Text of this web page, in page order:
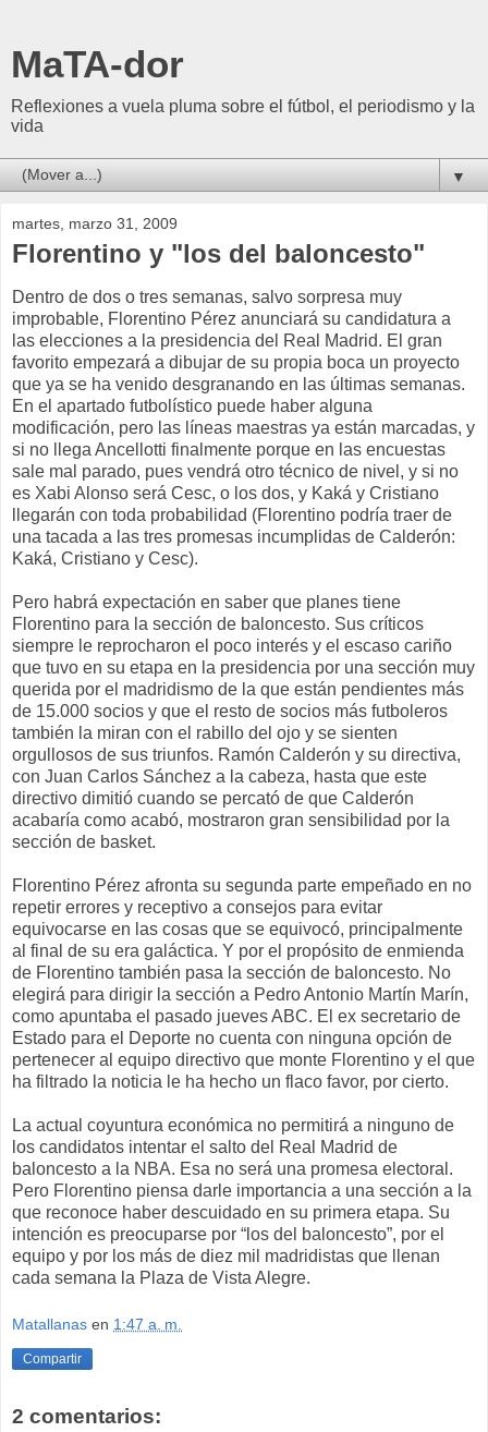
MaTA-dor
Reflexiones a vuela pluma sobre el fútbol, el periodismo y la
vida
▼
martes, marzo 31, 2009
Florentino y "los del baloncesto"
Dentro de dos o tres semanas, salvo sorpresa muy
improbable, Florentino Pérez anunciará su candidatura a
las elecciones a la presidencia del Real Madrid. El gran
favorito empezará a dibujar de su propia boca un proyecto
que ya se ha venido desgranando en las últimas semanas.
En el apartado futbolístico puede haber alguna
modificación, pero las líneas maestras ya están marcadas, y
si no llega Ancellotti finalmente porque en las encuestas
sale mal parado, pues vendrá otro técnico de nivel, y si no
es Xabi Alonso será Cesc, o los dos, y Kaká y Cristiano
llegarán con toda probabilidad (Florentino podría traer de
una tacada a las tres promesas incumplidas de Calderón:
Kaká, Cristiano y Cesc).
Pero habrá expectación en saber que planes tiene
Florentino para la sección de baloncesto. Sus críticos
siempre le reprocharon el poco interés y el escaso cariño
que tuvo en su etapa en la presidencia por una sección muy
querida por el madridismo de la que están pendientes más
de 15.000 socios y que el resto de socios más futboleros
también la miran con el rabillo del ojo y se sienten
orgullosos de sus triunfos. Ramón Calderón y su directiva,
con Juan Carlos Sánchez a la cabeza, hasta que este
directivo dimitió cuando se percató de que Calderón
acabaría como acabó, mostraron gran sensibilidad por la
sección de basket.
Florentino Pérez afronta su segunda parte empeñado en no
repetir errores y receptivo a consejos para evitar
equivocarse en las cosas que se equivocó, principalmente
al final de su era galáctica. Y por el propósito de enmienda
de Florentino también pasa la sección de baloncesto. No
elegirá para dirigir la sección a Pedro Antonio Martín Marín,
como apuntaba el pasado jueves ABC. El ex secretario de
Estado para el Deporte no cuenta con ninguna opción de
pertenecer al equipo directivo que monte Florentino y el que
ha filtrado la noticia le ha hecho un flaco favor, por cierto.
La actual coyuntura económica no permitirá a ninguno de
los candidatos intentar el salto del Real Madrid de
baloncesto a la NBA. Esa no será una promesa electoral.
Pero Florentino piensa darle importancia a una sección a la
que reconoce haber descuidado en su primera etapa. Su
intención es preocuparse por “los del baloncesto”, por el
equipo y por los más de diez mil madridistas que llenan
cada semana la Plaza de Vista Alegre.
Matallanas en 1:47 a. m.
Compartir
2 comentarios: